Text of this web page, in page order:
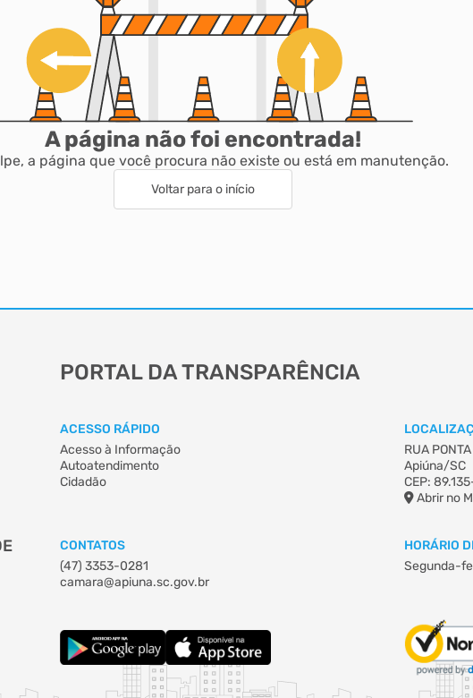
A página não foi encontrada!
a página que você procura não existe ou está em manutenção.
Voltar para o início
PORTAL DA TRANSPARÊNCIA
ACESSO RÁPIDO
Acesso à Informação
Autoatendimento
Cidadão
RUA
Apiúna/SC
CEP:
Abrir no
CONTATOS
(47) 3353-0281
camara@apiuna.sc.gov.br
HORÁRIO
Segunda-